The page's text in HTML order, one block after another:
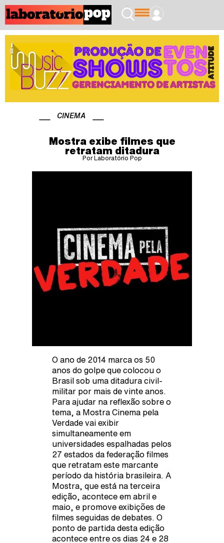
CINEMA
Mostra exibe filmes que
retratam ditadura
Por Laboratório Pop
O ano de 2014 marca os 50
anos do golpe que colocou o
Brasil sob uma ditadura civil-
militar por mais de vinte anos.
Para ajudar na reflexão sobre o
tema, a Mostra Cinema pela
Verdade vai exibir
simultaneamente em
universidades espalhadas pelos
27 estados da federação filmes
que retratam este marcante
período da história brasileira. A
Mostra, que está na terceira
edição, acontece em abril e
maio, e promove exibições de
filmes seguidas de debates. O
ponto de partida desta edição
acontece entre os dias 24 e 28